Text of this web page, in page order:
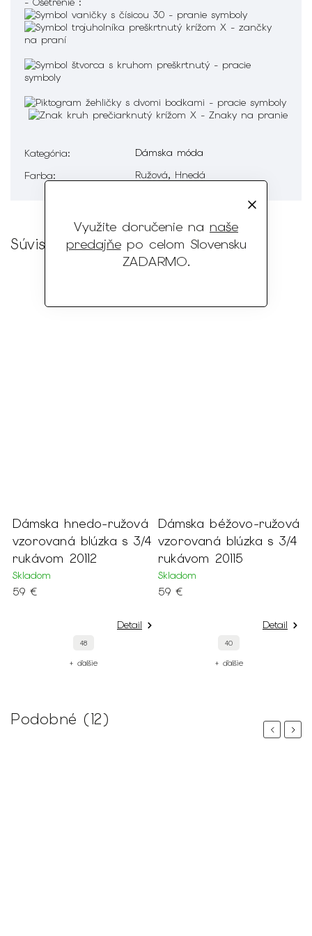
Využite doručenie na naše
predajňepo celom Slovensku
ZADARMO.
Kategória:
Dámska móda
Farba: Ružová, Hnedá
Súvisiaci tovar
Dámska hnedo-ružová
vzorovaná blúzka s 3/4
rukávom 20112
Skladom
59 €
Detail
48
+ ďalšie
Dámska béžovo-ružová
vzorovaná blúzka s 3/4
rukávom 20115
Skladom
59 €
Detail
40
+ ďalšie
Podobné (12)
PreviousNext